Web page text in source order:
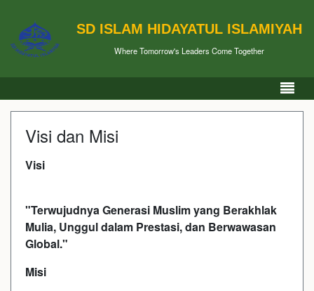
SD ISLAM HIDAYATUL ISLAMIYAH
Where Tomorrow's Leaders Come Together
Visi dan Misi
Visi
"Terwujudnya Generasi Muslim yang Berakhlak
Mulia, Unggul dalam Prestasi, dan Berwawasan
Global."
Misi